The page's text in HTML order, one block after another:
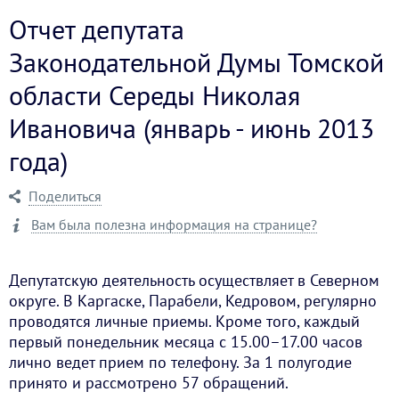
Отчет депутата
Законодательной Думы Томской
области Середы Николая
Ивановича (январь - июнь 2013
года)
Поделиться
Вам была полезна информация на странице?
Депутатскую деятельность осуществляет в Северном
округе. В Каргаске, Парабели, Кедровом, регулярно
проводятся личные приемы. Кроме того, каждый
первый понедельник месяца с 15.00–17.00 часов
лично ведет прием по телефону. За 1 полугодие
принято и рассмотрено 57 обращений.